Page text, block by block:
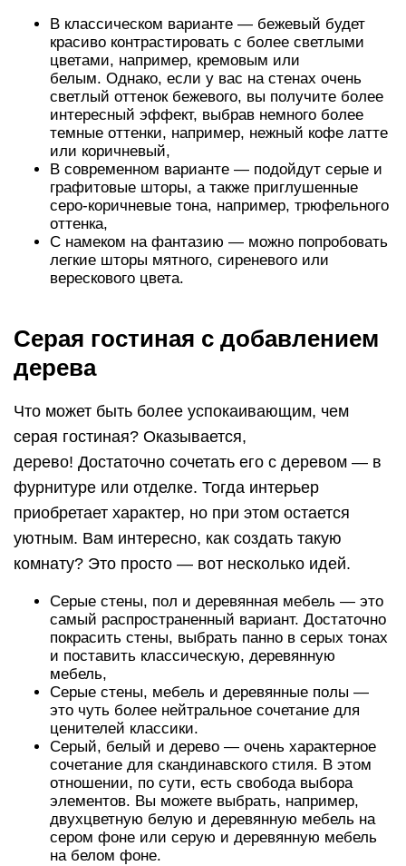
В классическом варианте — бежевый будет
красиво контрастировать с более светлыми
цветами, например, кремовым или
белым. Однако, если у вас на стенах очень
светлый оттенок бежевого, вы получите более
интересный эффект, выбрав немного более
темные оттенки, например, нежный кофе латте
или коричневый,
В современном варианте — подойдут серые и
графитовые шторы, а также приглушенные
серо-коричневые тона, например, трюфельного
оттенка,
С намеком на фантазию — можно попробовать
легкие шторы мятного, сиреневого или
верескового цвета.
Серая гостиная с добавлением
дерева
Что может быть более успокаивающим, чем
серая гостиная? Оказывается,
дерево! Достаточно сочетать его с деревом — в
фурнитуре или отделке. Тогда интерьер
приобретает характер, но при этом остается
уютным. Вам интересно, как создать такую ​​
комнату? Это просто — вот несколько идей.
Серые стены, пол и деревянная мебель — это
самый распространенный вариант. Достаточно
покрасить стены, выбрать панно в серых тонах
и поставить классическую, деревянную
мебель,
Серые стены, мебель и деревянные полы —
это чуть более нейтральное сочетание для
ценителей классики.
Серый, белый и дерево — очень характерное
сочетание для скандинавского стиля. В этом
отношении, по сути, есть свобода выбора
элементов. Вы можете выбрать, например,
двухцветную белую и деревянную мебель на
сером фоне или серую и деревянную мебель
на белом фоне.